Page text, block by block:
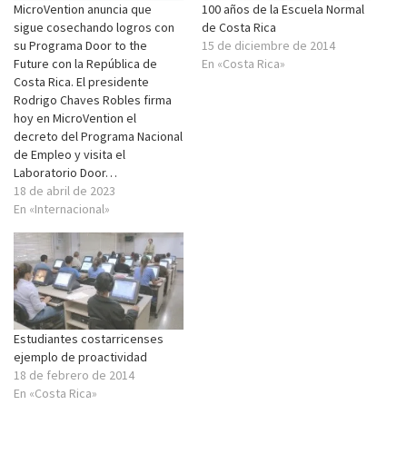
MicroVention anuncia que
sigue cosechando logros con
su Programa Door to the
Future con la República de
Costa Rica. El presidente
Rodrigo Chaves Robles firma
hoy en MicroVention el
decreto del Programa Nacional
de Empleo y visita el
Laboratorio Door…
18 de abril de 2023
En «Internacional»
100 años de la Escuela Normal
de Costa Rica
15 de diciembre de 2014
En «Costa Rica»
Estudiantes costarricenses
ejemplo de proactividad
18 de febrero de 2014
En «Costa Rica»